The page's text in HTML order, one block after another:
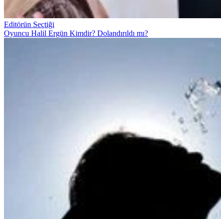
Editörün Seçtiği
Oyuncu Halil Ergün Kimdir? Dolandırıldı mı?